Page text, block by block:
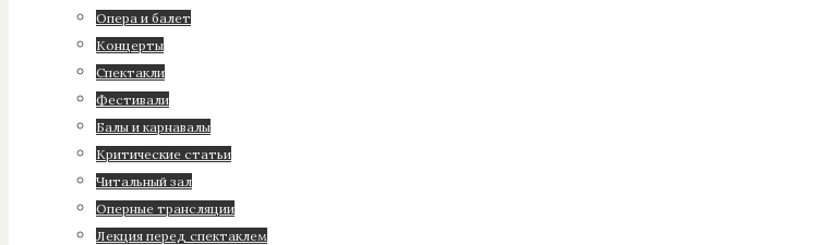
Опера и балет
Концерты
Спектакли
Фестивали
Балы и карнавалы
Критические статьи
Читальный зал
Оперные трансляции
Лекция перед спектаклем